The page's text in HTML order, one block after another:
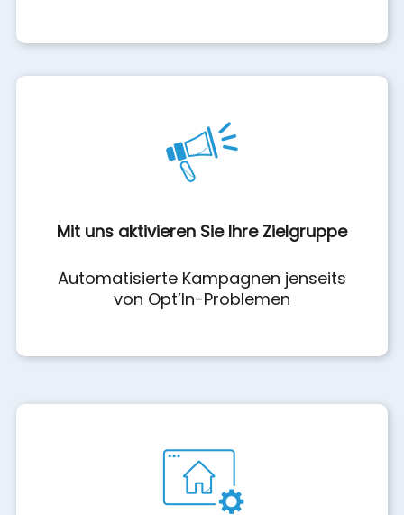
Mit uns aktivieren Sie Ihre Zielgruppe
Automatisierte Kampagnen jenseits
von Opt’In-Problemen